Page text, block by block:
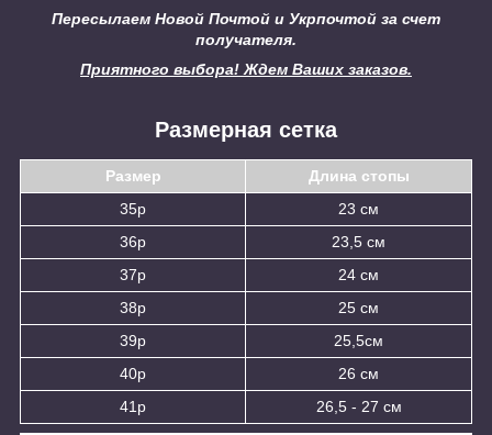
Пересылаем Новой Почтой и Укрпочтой за счет
получателя.
Приятного выбора! Ждем Ваших заказов.
Размерная сетка
Размер
Длина стопы
35р
23 см
36р
23,5 см
37р
24 см
38р
25 см
39р
25,5см
40р
26 см
41р
26,5 - 27 см